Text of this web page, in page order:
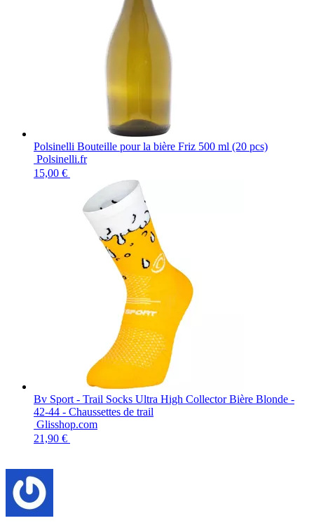
Polsinelli Bouteille pour la bière Friz 500 ml (20 pcs)
Polsinelli.fr
15,00 €
Bv Sport - Trail Socks Ultra High Collector Bière Blonde -
42-44 - Chaussettes de trail
Glisshop.com
21,90 €